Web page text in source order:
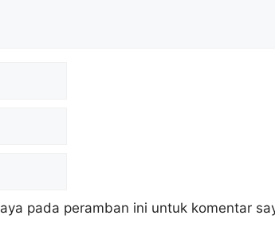
pada peramban ini untuk komentar